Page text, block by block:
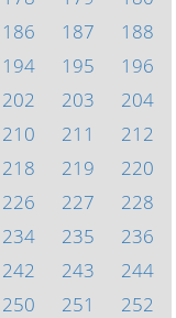
186 187
188
194 195
196
202 203
204
210 211
212
218 219
220
226 227
228
234 235
236
242 243
244
250 251
252